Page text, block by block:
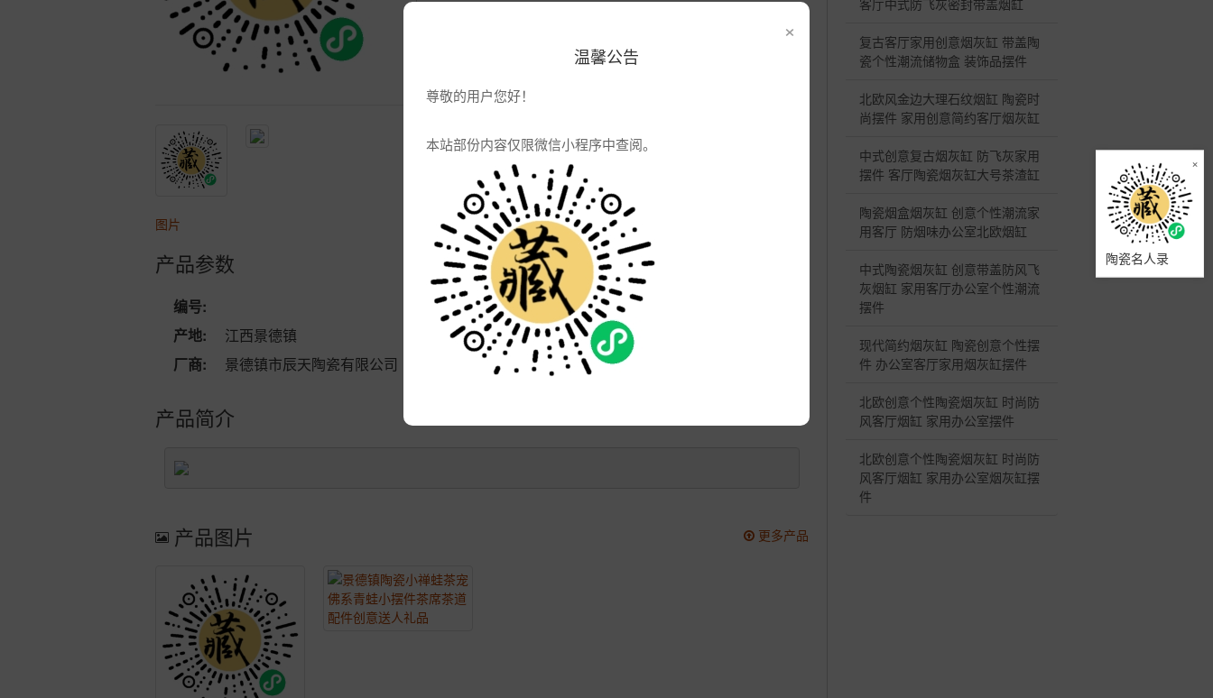
×
温馨公告
尊敬的用户您好！
本站部份内容仅限微信小程序中查阅。
×
陶瓷名人录
图片
产品参数
编号:
品牌:
产地:
江西景德镇 次数:
2148
厂商:
景德镇市辰天陶瓷有限公司 更新: 2021-06-08 12:04:02
产品简介
更多产品
产品图片
客厅中式防飞灰密封带盖烟缸
复古客厅家用创意烟灰缸 带盖陶
瓷个性潮流储物盒 装饰品摆件
北欧风金边大理石纹烟缸 陶瓷时
尚摆件 家用创意简约客厅烟灰缸
中式创意复古烟灰缸 防飞灰家用
摆件 客厅陶瓷烟灰缸大号茶渣缸
陶瓷烟盒烟灰缸 创意个性潮流家
用客厅 防烟味办公室北欧烟缸
中式陶瓷烟灰缸 创意带盖防风飞
灰烟缸 家用客厅办公室个性潮流
摆件
现代简约烟灰缸 陶瓷创意个性摆
件 办公室客厅家用烟灰缸摆件
北欧创意个性陶瓷烟灰缸 时尚防
风客厅烟缸 家用办公室摆件
北欧创意个性陶瓷烟灰缸 时尚防
风客厅烟缸 家用办公室烟灰缸摆
件